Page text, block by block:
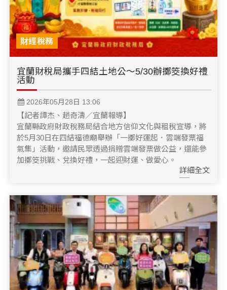
財經稅務
宜蘭財稅局攜手四結土地公～5/30辦擲筊換好禮
活動
2026年05月28日 13:06
【記者譚杰、趙奇濤／宜蘭報導】
宜蘭縣政府財政稅務局結合地方信仰文化與租稅宣導，將
於5月30日在四結福德廟舉辦「一擲好運起．雲端發票福
氣集」活動，邀請民眾透過捐贈雲端發票做公益，還能參
加擲筊挑戰、兌換好禮，一起迎財運、做愛心。
詳細全文